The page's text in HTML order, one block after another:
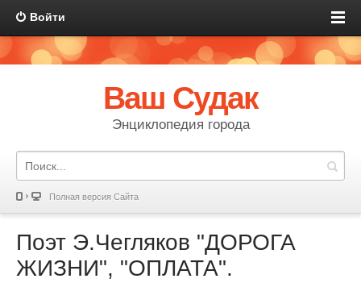
Войти
Ваш Судак
Энциклопедия города
Полная версия Сайта
Поэт Э.Чегляков "ДОРОГА
ЖИЗНИ", "ОПЛАТА".